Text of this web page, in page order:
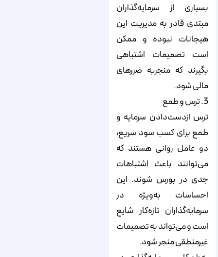
بسیاری از سرمایه‌گذاران
مبتدی قادر به مدیریت این
هیجانات نبوده و ممکن
است تصمیمات اشتباهی
بگیرند که منجر‌به ضررهای
مالی شود.
3. ترس و طمع
ترس از‌دست‌دادن سرمایه و
طمع برای کسب سود سریع،
دو عامل روانی هستند که
می‌توانند باعث اشتباهات
جدی در بورس شوند. این
احساسات به‌ویژه در
سرمایه‌گذاران تازه‌کار شایع
است و می‌تواند به تصمیمات
غیرمنطقی منجر شود.